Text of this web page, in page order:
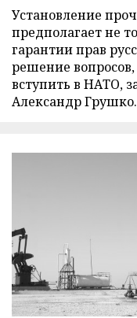
Установление
предполагает не
гарантии прав
решение
вступить в НАТО,
Александр Грушко.